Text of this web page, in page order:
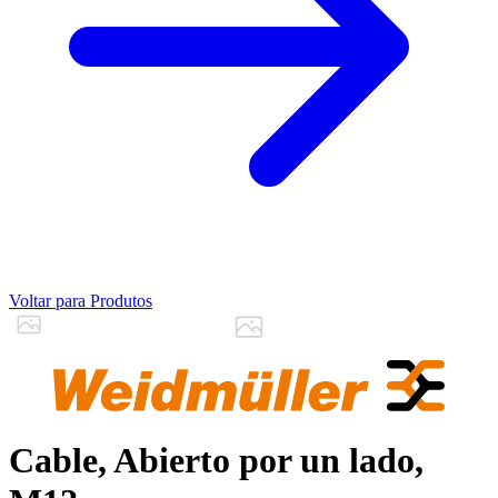
Voltar para Produtos
Cable, Abierto por un lado,